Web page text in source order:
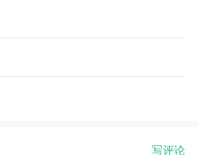
写评论